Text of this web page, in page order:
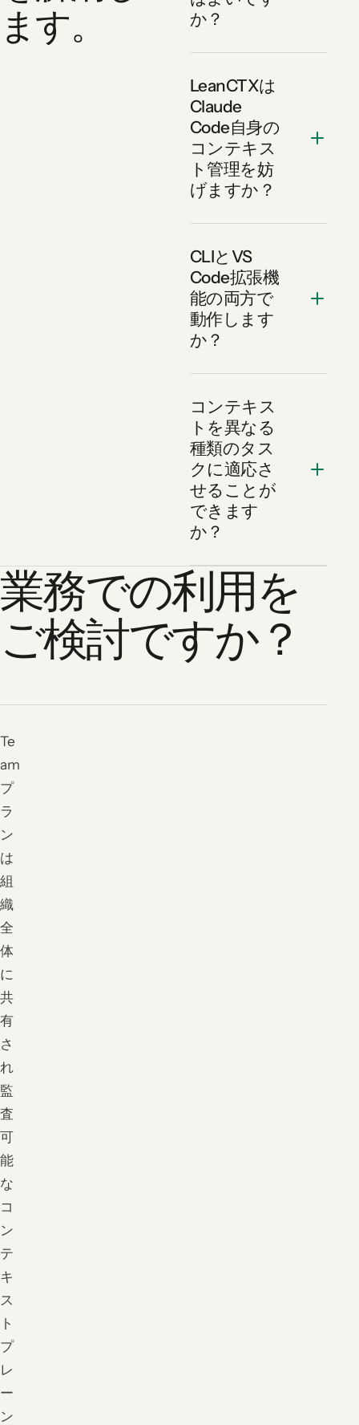
ます。
か？
LeanCTXは
Claude
Code自身の
コンテキス
ト管理を妨
げますか？
CLIとVS
Code拡張機
能の両方で
動作します
か？
コンテキス
トを異なる
種類のタス
クに適応さ
せることが
できます
か？
業務での利用を
ご検討ですか？
Te
am
プ
ラ
ン
は
組
織
全
体
に
共
有
さ
れ
監
査
可
能
な
コ
ン
テ
キ
ス
ト
プ
レ
ー
ン